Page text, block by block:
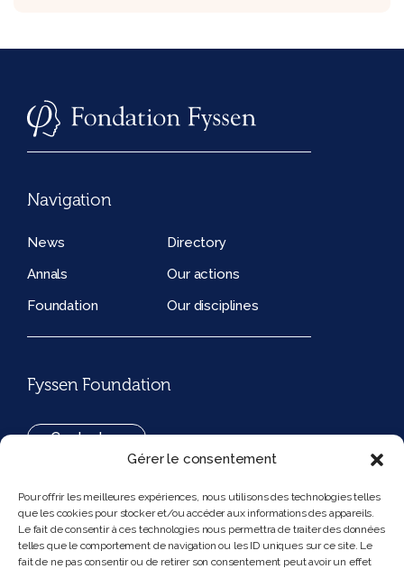
Gérer le consentement
Pour offrir les meilleures expériences, nous utilisons des technologies telles
que les cookies pour stocker et/ou accéder aux informations des appareils.
Le fait de consentir à ces technologies nous permettra de traiter des données
telles que le comportement de navigation ou les ID uniques sur ce site. Le
fait de ne pas consentir ou de retirer son consentement peut avoir un effet
Navigation
News
Directory
Annals
Our actions
Foundation
Our disciplines
Fyssen Foundation
Contact us
194, rue de Rivoli 75001 Paris France